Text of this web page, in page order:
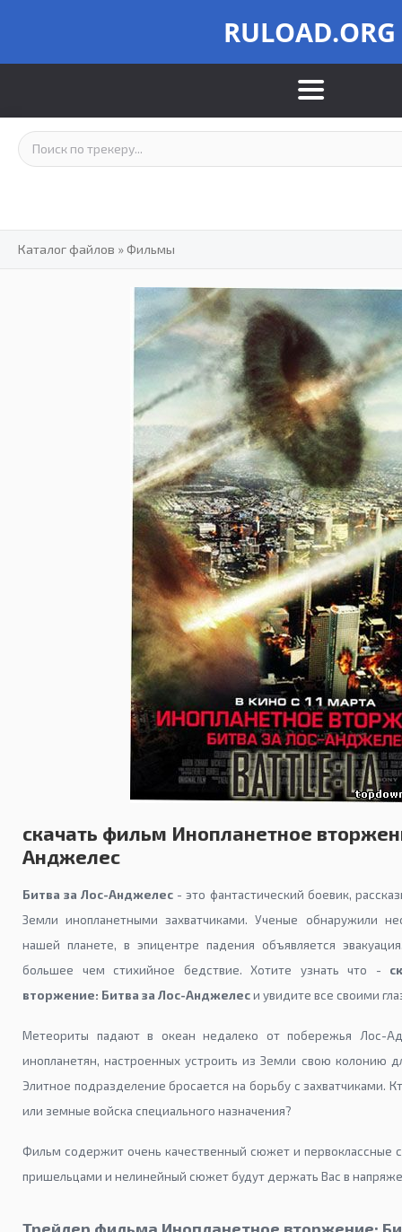
RULOAD.ORG
Каталог файлов »Фильмы
скачать фильм Инопланетное
Анджелес
Битва за Лос-Анджелес - это фантастический боевик,
Земли инопланетными захватчиками. Ученые обнаружили
нашей планете, в эпицентре падения объявляется
большее чем стихийное бедствие. Хотите узнать что -
вторжение: Битва за Лос-Анджелеси увидите все своими
Метеориты падают в океан недалеко от побережья Лос-
инопланетян, настроенных устроить из Земли свою колонию
Элитное подразделение бросается на борьбу с захватчиками.
или земные войска специального назначения?
Фильм содержит очень качественный сюжет и первоклассные
пришельцами и нелинейный сюжет будут держать Вас в